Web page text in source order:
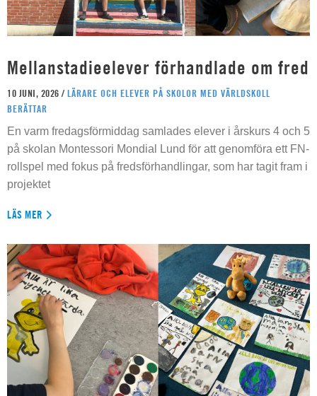
Mellanstadieelever förhandlade om fred
10 JUNI, 2026 / LÄRARE OCH ELEVER PÅ SKOLOR MED VÄRLDSKOLL
BERÄTTAR
En varm fredagsförmiddag samlades elever i årskurs 4 och 5
på skolan Montessori Mondial Lund för att genomföra ett FN-
rollspel med fokus på fredsförhandlingar, som har tagit fram i
projektet
LÄS MER